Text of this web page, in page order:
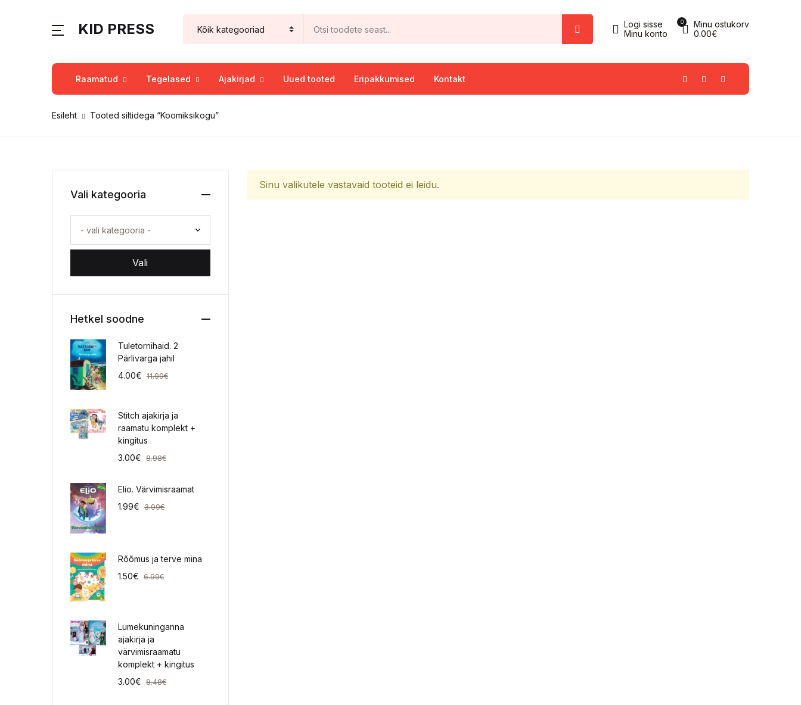
KID PRESS
Logi sisse
Minu konto
0
Minu ostukorv
0.00€
Raamatud Tegelased Ajakirjad Uued tooted Eripakkumised Kontakt
Esileht Tooted siltidega “Koomiksikogu”
Sinu valikutele vastavaid tooteid ei leidu.
Vali kategooria
Vali
Hetkel soodne
Tuletornihaid. 2
Pärlivarga jahil
4.00€ 11.99€
Stitch ajakirja ja
raamatu komplekt +
kingitus
3.00€ 8.98€
Elio. Värvimisraamat
1.99€ 3.99€
Rõõmus ja terve mina
1.50€ 6.99€
Lumekuninganna
ajakirja ja
värvimisraamatu
komplekt + kingitus
3.00€ 8.48€